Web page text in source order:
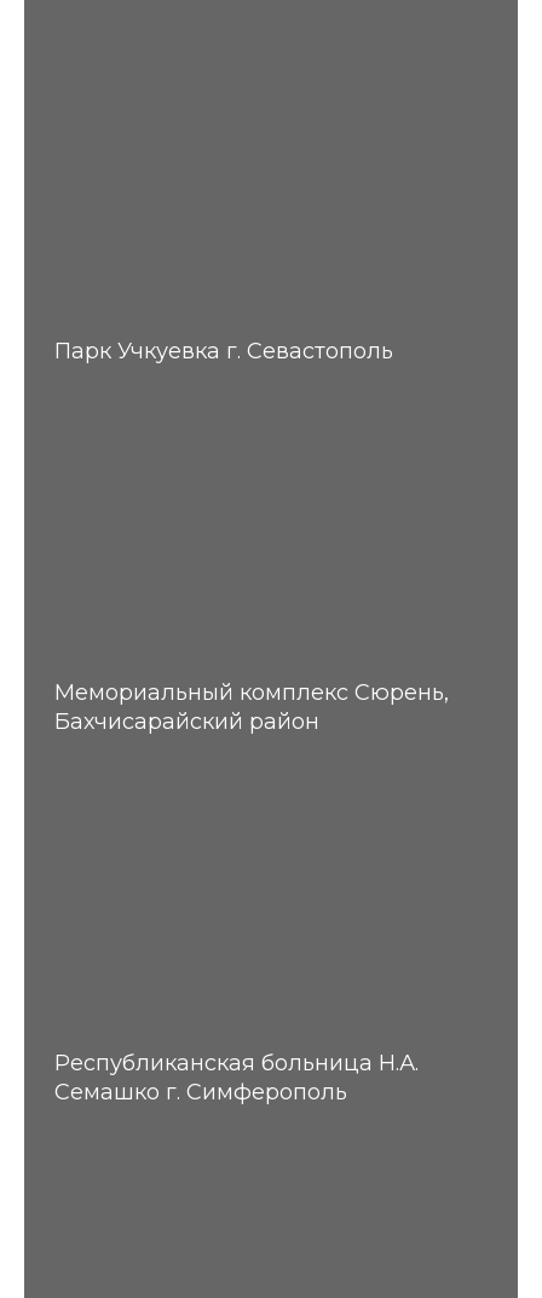
Парк Учкуевка г. Севастополь
Мемориальный комплекс Сюрень,
Бахчисарайский район
Республиканская больница Н.А.
Семашко г. Симферополь